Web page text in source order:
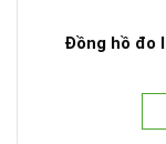
Đồng hồ đo